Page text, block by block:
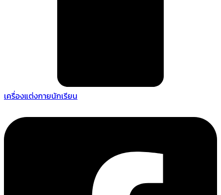
เครื่องแต่งกายนักเรียน